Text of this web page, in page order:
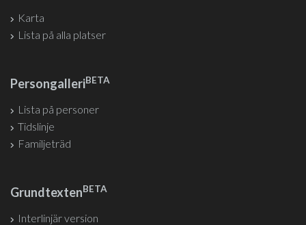
Karta
Lista på alla platser
PersongalleriBETA
Lista på personer
Tidslinje
Familjeträd
GrundtextenBETA
Interlinjär version